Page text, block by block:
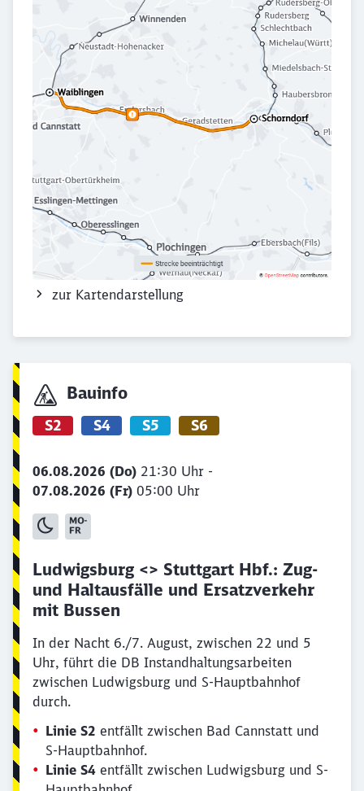
zur Kartendarstellung
Bauinfo
S2 S4 S5 S6
06.08.2026 (Do) 21:30 Uhr -
07.08.2026 (Fr) 05:00 Uhr
Ludwigsburg <> Stuttgart Hbf.: Zug-
und Haltausfälle und Ersatzverkehr
mit Bussen
In der Nacht 6./7. August, zwischen 22 und 5
Uhr, führt die DB Instandhaltungsarbeiten
zwischen Ludwigsburg und S-Hauptbahnhof
durch.
Linie S2 entfällt zwischen Bad Cannstatt und
S-Hauptbahnhof.
Linie S4 entfällt zwischen Ludwigsburg und S-
Abbrechen Weiter